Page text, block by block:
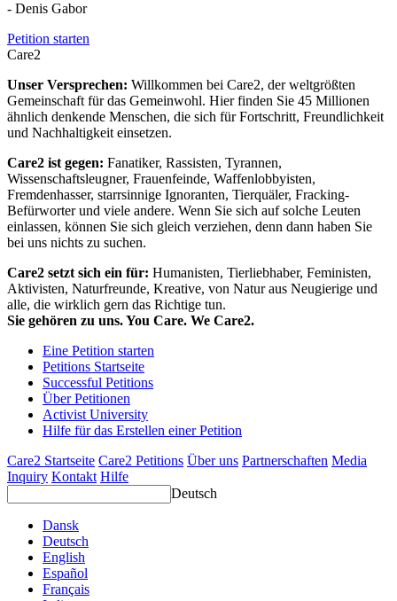
- Denis Gabor
Petition starten
Care2
Unser Versprechen: Willkommen bei Care2, der weltgrößten
Gemeinschaft für das Gemeinwohl. Hier finden Sie 45 Millionen
ähnlich denkende Menschen, die sich für Fortschritt, Freundlichkeit
und Nachhaltigkeit einsetzen.
Care2 ist gegen: Fanatiker, Rassisten, Tyrannen,
Wissenschaftsleugner, Frauenfeinde, Waffenlobbyisten,
Fremdenhasser, starrsinnige Ignoranten, Tierquäler, Fracking-
Befürworter und viele andere. Wenn Sie sich auf solche Leuten
einlassen, können Sie sich gleich verziehen, denn dann haben Sie
bei uns nichts zu suchen.
Care2 setzt sich ein für: Humanisten, Tierliebhaber, Feministen,
Aktivisten, Naturfreunde, Kreative, von Natur aus Neugierige und
alle, die wirklich gern das Richtige tun.
Sie gehören zu uns. You Care. We Care2.
Eine Petition starten
Petitions Startseite
Successful Petitions
Über Petitionen
Activist University
Hilfe für das Erstellen einer Petition
Care2 Startseite Care2 Petitions Über uns Partnerschaften Media
Inquiry Kontakt Hilfe
Deutsch
Dansk
Deutsch
English
Español
Français